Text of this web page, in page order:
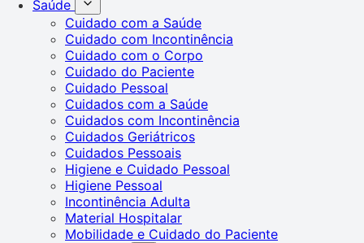
Saúde
Cuidado com a Saúde
Cuidado com Incontinência
Cuidado com o Corpo
Cuidado do Paciente
Cuidado Pessoal
Cuidados com a Saúde
Cuidados com Incontinência
Cuidados Geriátricos
Cuidados Pessoais
Higiene e Cuidado Pessoal
Higiene Pessoal
Incontinência Adulta
Material Hospitalar
Mobilidade e Cuidado do Paciente